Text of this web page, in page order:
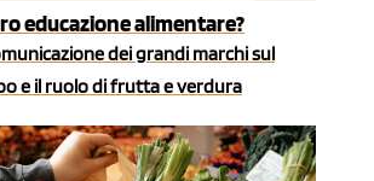
educazione alimentare?
dei grandi marchi sul
e il ruolo di frutta e verdura